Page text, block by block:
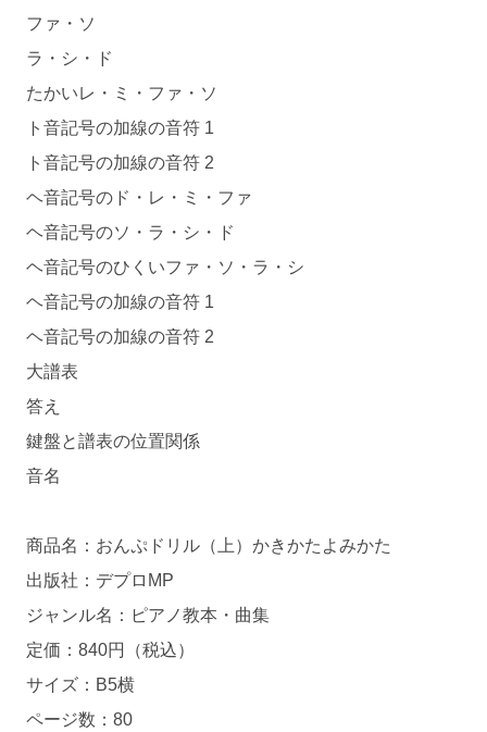
ファ・ソ
ラ・シ・ド
たかいレ・ミ・ファ・ソ
ト音記号の加線の音符 1
ト音記号の加線の音符 2
ヘ音記号のド・レ・ミ・ファ
ヘ音記号のソ・ラ・シ・ド
ヘ音記号のひくいファ・ソ・ラ・シ
ヘ音記号の加線の音符 1
ヘ音記号の加線の音符 2
大譜表
答え
鍵盤と譜表の位置関係
音名
商品名：おんぷドリル（上）かきかたよみかた
出版社：デプロMP
ジャンル名：ピアノ教本・曲集
定価：840円（税込）
サイズ：B5横
ページ数：80